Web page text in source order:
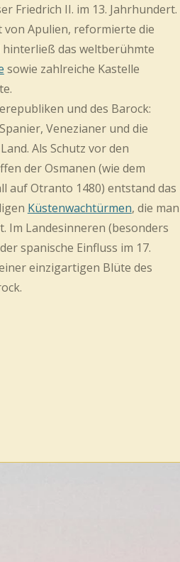
Friedrich II. im 13. Jahrhundert.
von Apulien, reformierte die
das weltberühmte
sowie zahlreiche Kastelle
und des Barock:
Venezianer und die
Als Schutz vor den
der Osmanen (wie dem
auf Otranto 1480) entstand das
Küstenwachtürmen, die man
Im Landesinneren (besonders
spanische Einfluss im 17.
einzigartigen Blüte des